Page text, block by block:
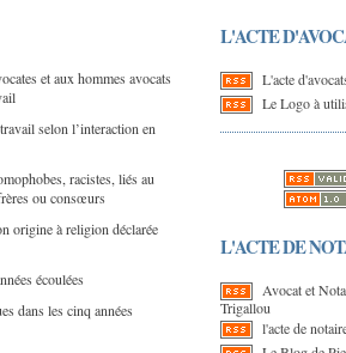
L'ACTE
L'acte
Le Logo à
L'ACTE DE
Avocat et
Trigallou
l'acte de
et aux hommes avocats
selon l’interaction en
racistes, liés au
ou consœurs
origine à religion déclarée
écoulées
dans les cinq années